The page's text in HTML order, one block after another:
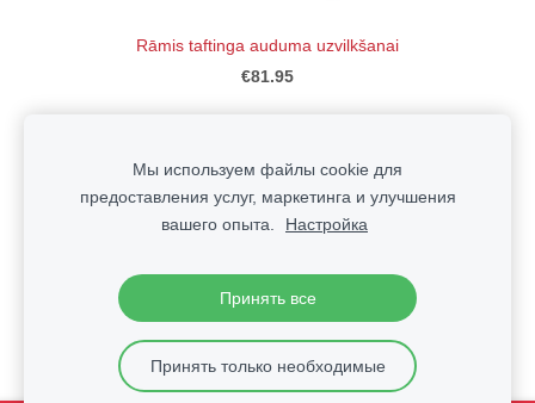
Rāmis taftinga auduma uzvilkšanai
€81.95
Мы используем файлы cookie для
предоставления услуг, маркетинга и улучшения
вашего опыта.
Настройка
Принять все
Принять только необходимые